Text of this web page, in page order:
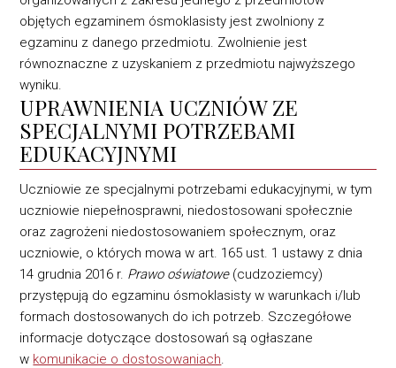
objętych egzaminem ósmoklasisty jest zwolniony ‎z
egzaminu z danego przedmiotu. Zwolnienie jest
równoznaczne z uzyskaniem ‎z przedmiotu najwyższego
wyniku.‎
‎UPRAWNIENIA UCZNIÓW ZE
SPECJALNYMI POTRZEBAMI
EDUKACYJNYMI
Uczniowie ze specjalnymi potrzebami edukacyjnymi, w tym
uczniowie niepełnosprawni, ‎niedostosowani społecznie
oraz zagrożeni niedostosowaniem społecznym, oraz
uczniowie, o których mowa w art. 165 ust. 1 ustawy z dnia
14 grudnia 2016 r. Prawo oświatowe(cudzoziemcy)
przystępują do ‎egzaminu ósmoklasisty w warunkach i/lub
formach dostosowanych do ich potrzeb. Szczegółowe
‎informacje dotyczące dostosowań są ogłaszane
w komunikacie o dostosowaniach.